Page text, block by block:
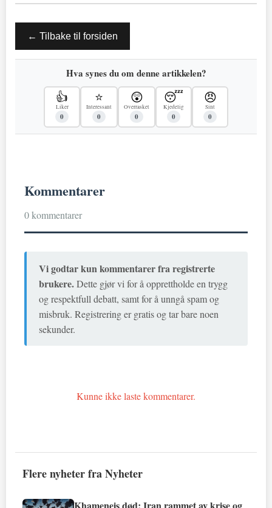
← Tilbake til forsiden
Hva synes du om denne artikkelen?
👍
Liker
0
⭐
Interessant
0
😲
Overrasket
0
😴
Kjedelig
0
😠
Sint
0
Kommentarer
0 kommentarer
Vi godtar kun kommentarer fra registrerte
brukere.Dette gjør vi for å opprettholde en trygg
og respektfull debatt, samt for å unngå spam og
misbruk. Registrering er gratis og tar bare noen
sekunder.
Kunne ikke laste kommentarer.
Flere nyheter fra Nyheter